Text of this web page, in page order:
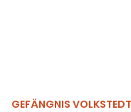
GEFÄNGNIS VOLKSTEDT